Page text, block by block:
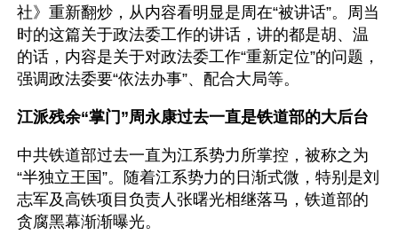
社》重新翻炒，从内容看明显是周在“被讲话”。周当
时的这篇关于政法委工作的讲话，讲的都是胡、温
的话，内容是关于对政法委工作“重新定位”的问题，
强调政法委要“依法办事”、配合大局等。
江派残余“掌门”周永康过去一直是铁道部的大后台
中共铁道部过去一直为江系势力所掌控，被称之为
“半独立王国”。随着江系势力的日渐式微，特别是刘
志军及高铁项目负责人张曙光相继落马，铁道部的
贪腐黑幕渐渐曝光。